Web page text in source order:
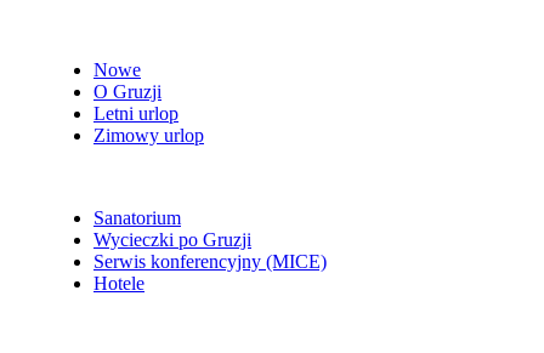
Nowe
O Gruzji
Letni urlop
Zimowy urlop
Sanatorium
Wycieczki po Gruzji
Serwis konferencyjny (MICE)
Hotele